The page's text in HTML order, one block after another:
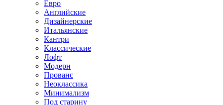
Евро
Английские
Дизайнерские
Итальянские
Кантри
Классические
Лофт
Модерн
Прованс
Неоклассика
Минимализм
Под старину